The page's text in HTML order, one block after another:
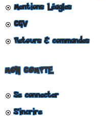
Mentions Léagles
CGV
Retours & commandes
MON COMPTE
Se connecter
S'incrire